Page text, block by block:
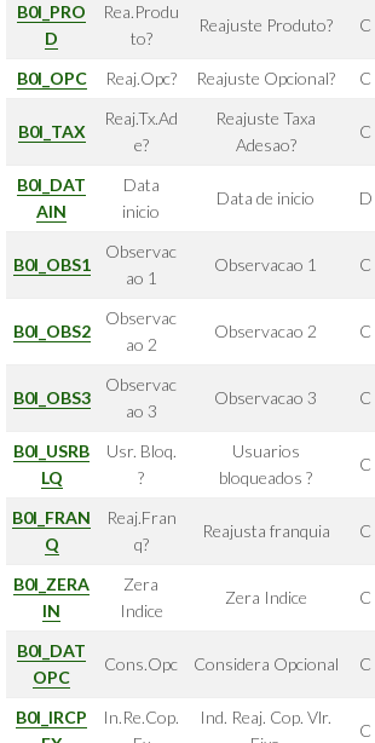
B0I_PRO
D
Rea.Produ
to?
Reajuste Produto? C
B0I_OPC Reaj.Opc? Reajuste Opcional? C
B0I_TAX
Reaj.Tx.Ad
e?
Reajuste Taxa
Adesao?
C
B0I_DAT
AIN
Data
inicio
Data de inicio D
B0I_OBS1
Observac
ao 1
Observacao 1 C
B0I_OBS2
Observac
ao 2
Observacao 2 C
B0I_OBS3
Observac
ao 3
Observacao 3 C
B0I_USRB
LQ
Usr. Bloq.
?
Usuarios
bloqueados ?
C
B0I_FRAN
Q
Reaj.Fran
q?
Reajusta franquia C
B0I_ZERA
IN
Zera
Indice
Zera Indice C
B0I_DAT
OPC
Cons.Opc Considera Opcional C
B0I_IRCP
In.Re.Cop.
Ind. Reaj. Cop. Vlr.
C